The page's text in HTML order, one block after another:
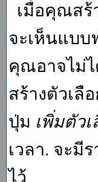
เมื่อคุณส
จะเห็นแบบ
คุณอาจไม่
สร้างตัวเลื
ปุ่ม เพิ่มตัว
เวลา. จะมี
ไว้